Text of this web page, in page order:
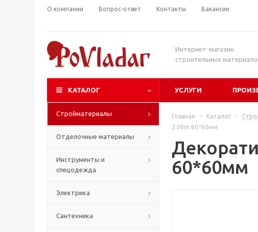
О компании Вопрос-ответ Контакты Вакансии
Интернет-магазин
строительных
КАТАЛОГ УСЛУГИ
Стройматериалы
Отделочные материалы
Инструменты и
спецодежда
Электрика
Сантехника
Главная - Каталог -
2.00m 60*60мм
60*60мм